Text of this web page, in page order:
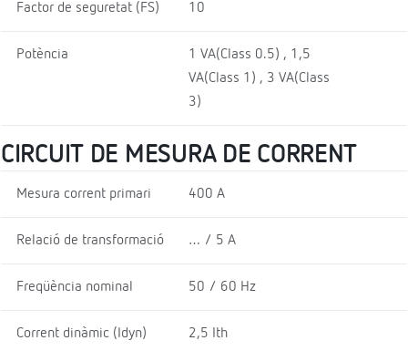
Factor de seguretat (FS) 10
Potència
1 VA(Class 0.5) , 1,5
VA(Class 1) , 3 VA(Class
3)
CIRCUIT DE MESURA DE CORRENT
Mesura corrent primari 400 A
Relació de transformació … / 5 A
Freqüència nominal 50 / 60 Hz
Corrent dinàmic (Idyn) 2,5 Ith